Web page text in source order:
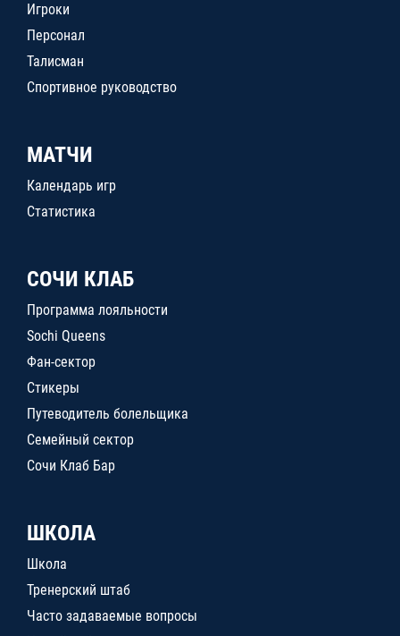
Игроки
Персонал
Талисман
Спортивное руководство
МАТЧИ
Календарь игр
Статистика
СОЧИ КЛАБ
Программа лояльности
Sochi Queens
Фан-сектор
Стикеры
Путеводитель болельщика
Семейный сектор
Сочи Клаб Бар
ШКОЛА
Школа
Тренерский штаб
Часто задаваемые вопросы